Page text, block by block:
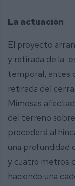
La actuación
El proyecto
y retirada de la
temporal, antes
retirada del
Mimosas
del terreno
procederá al
una profundidad
y cuatro metros
haciendo una